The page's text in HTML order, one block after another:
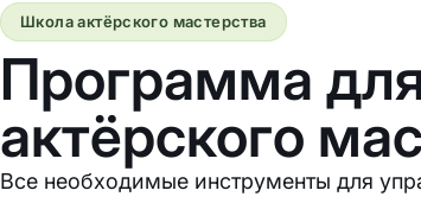
Программа
актёрского
Все необходимые инструменты для
Школа актёрского мастерства